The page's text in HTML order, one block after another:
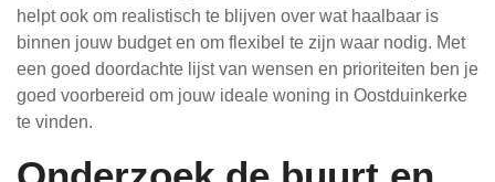
helpt ook om realistisch te blijven over wat haalbaar is
binnen jouw budget en om flexibel te zijn waar nodig. Met
een goed doordachte lijst van wensen en prioriteiten ben je
goed voorbereid om jouw ideale woning in Oostduinkerke
te vinden.